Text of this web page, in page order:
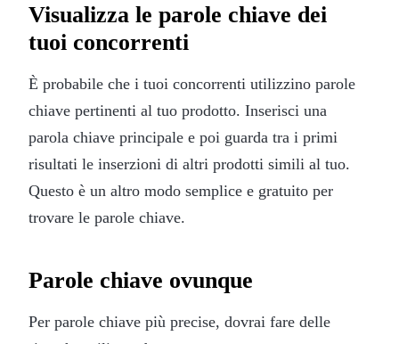
Visualizza le parole chiave dei
tuoi concorrenti
È probabile che i tuoi concorrenti utilizzino parole
chiave pertinenti al tuo prodotto. Inserisci una
parola chiave principale e poi guarda tra i primi
risultati le inserzioni di altri prodotti simili al tuo.
Questo è un altro modo semplice e gratuito per
trovare le parole chiave.
Parole chiave ovunque
Per parole chiave più precise, dovrai fare delle